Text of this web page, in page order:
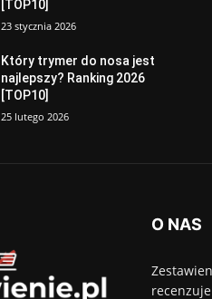
[TOP10]
23 stycznia 2026
Który trymer do nosa jest
najlepszy? Ranking 2026
[TOP10]
25 lutego 2026
O NAS